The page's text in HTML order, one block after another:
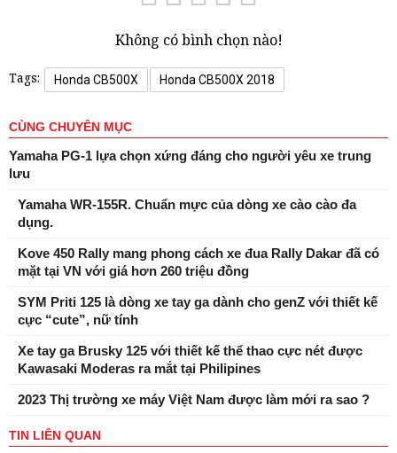
Không có bình chọn nào!
Tags: Honda CB500X Honda CB500X 2018
CÙNG CHUYÊN MỤC
Yamaha PG-1 lựa chọn xứng đáng cho người yêu xe trung
lưu
Yamaha WR-155R. Chuẩn mực của dòng xe cào cào đa
dụng.
Kove 450 Rally mang phong cách xe đua Rally Dakar đã có
mặt tại VN với giá hơn 260 triệu đồng
SYM Priti 125 là dòng xe tay ga dành cho genZ với thiết kế
cực “cute”, nữ tính
Xe tay ga Brusky 125 với thiết kế thể thao cực nét được
Kawasaki Moderas ra mắt tại Philipines
2023 Thị trường xe máy Việt Nam được làm mới ra sao ?
TIN LIÊN QUAN